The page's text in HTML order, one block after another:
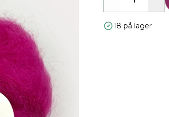
Decrease
18 på lager